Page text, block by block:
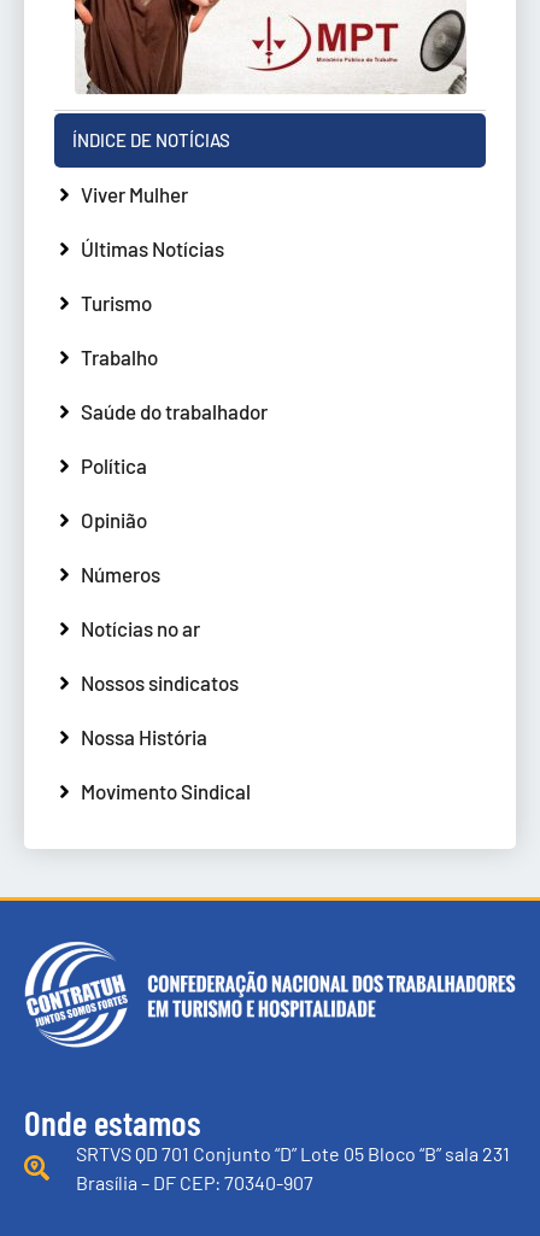
ÍNDICE DE NOTÍCIAS
Viver Mulher
Últimas Notícias
Turismo
Trabalho
Saúde do trabalhador
Política
Opinião
Números
Notícias no ar
Nossos sindicatos
Nossa História
Movimento Sindical
Onde estamos
SRTVS QD 701 Conjunto “D” Lote 05 Bloco “B” sala 231
Brasília – DF CEP: 70340-907